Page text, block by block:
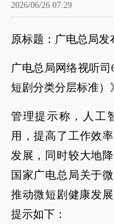
2026/06/26 07:29
原标题：广电总局
广电总局网络视听
短剧分类分层标准）
管理提示称，人工
用，提高了工作效
发展，同时较大地
国家广电总局关于
推动微短剧健康发
提示如下：